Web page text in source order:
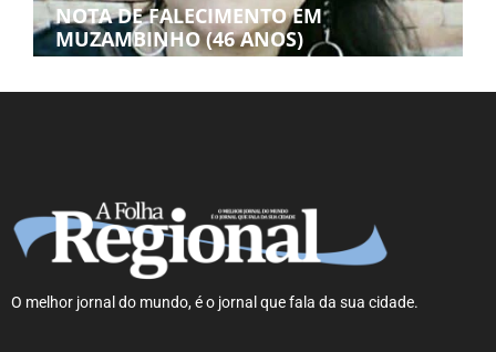
NOTA DE FALECIMENTO EM
MUZAMBINHO (46 ANOS)
O melhor jornal do mundo, é o jornal que fala da sua cidade.